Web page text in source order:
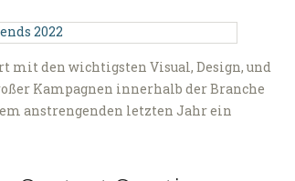
mit den wichtigsten Visual, Design, und
Kampagnen innerhalb der Branche
anstrengenden letzten Jahr ein